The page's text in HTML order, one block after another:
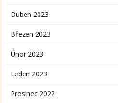
Duben 2023
Březen 2023
Únor 2023
Leden 2023
Prosinec 2022